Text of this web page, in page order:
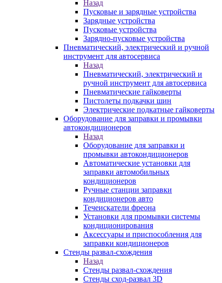
Назад
Пусковые и зарядные устройства
Зарядные устройства
Пусковые устройства
Зарядно-пусковые устройства
Пневматический, электрический и ручной
инструмент для автосервиса
Назад
Пневматический, электрический и
ручной инструмент для автосервиса
Пневматические гайковерты
Пистолеты подкачки шин
Электрические подкатные гайковерты
Оборудование для заправки и промывки
автокондиционеров
Назад
Оборудование для заправки и
промывки автокондиционеров
Автоматические установки для
заправки автомобильных
кондиционеров
Ручные станции заправки
кондиционеров авто
Течеискатели фреона
Установки для промывки системы
кондиционирования
Аксессуары и приспособления для
заправки кондиционеров
Стенды развал-схождения
Назад
Стенды развал-схождения
Стенды сход-развал 3D